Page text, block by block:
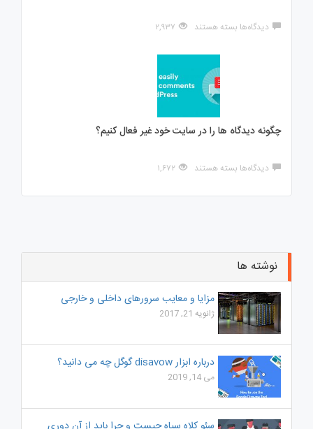
دیدگاه‌ها برای
سنجی
طراحی
سایت
بسته هستند ۲,۹۳۷
چگونه دیدگاه ها را در سایت خود غیر فعال کنیم؟
دیدگاه‌ها برای
خود
غیر
کنیم؟
بسته هستند ۱,۶۷۲
نوشته ها
مزایا و معایب سرورهای داخلی و خارجی
ژانویه 21, 2017
درباره ابزار disavow گوگل چه می دانید؟
می 14, 2019